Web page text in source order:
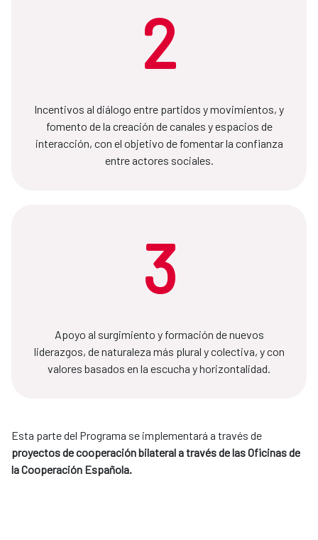
2
Incentivos al diálogo entre partidos y movimientos, y
fomento de la creación de canales y espacios de
interacción, con el objetivo de fomentar la confianza
entre actores sociales.
3
Apoyo al surgimiento y formación de nuevos
liderazgos, de naturaleza más plural y colectiva, y con
valores basados en la escucha y horizontalidad.
Esta parte del Programa se implementará a través de
proyectos de cooperación bilateral a través de las Oficinas de
la Cooperación Española.